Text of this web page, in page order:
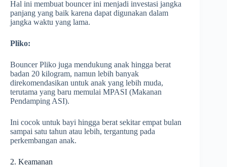
Hal ini membuat bouncer ini menjadi investasi jangka
panjang yang baik karena dapat digunakan dalam
jangka waktu yang lama.
Pliko:
Bouncer Pliko juga mendukung anak hingga berat
badan 20 kilogram, namun lebih banyak
direkomendasikan untuk anak yang lebih muda,
terutama yang baru memulai MPASI (Makanan
Pendamping ASI).
Ini cocok untuk bayi hingga berat sekitar empat bulan
sampai satu tahun atau lebih, tergantung pada
perkembangan anak.
2. Keamanan